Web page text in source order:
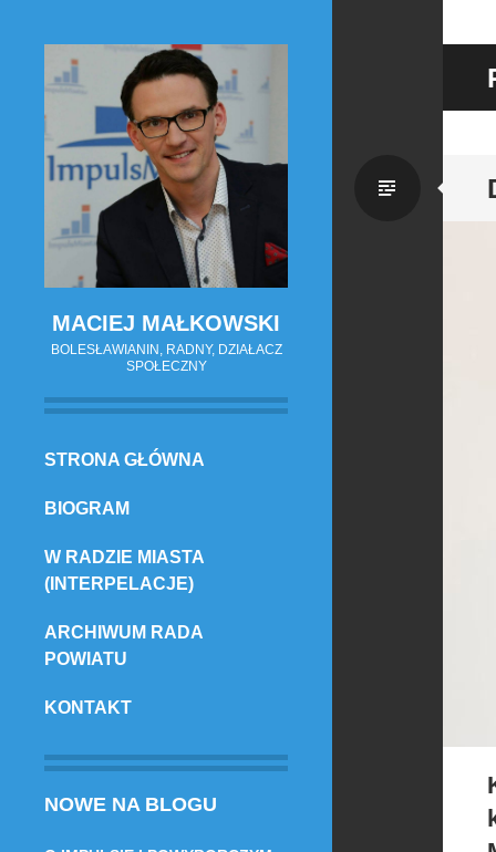
MACIEJ MAŁKOWSKI
BOLESŁAWIANIN, RADNY, DZIAŁACZ
SPOŁECZNY
PRZESKOCZ
TREŚCI
STRONA GŁÓWNA
BIOGRAM
W RADZIE MIASTA
(INTERPELACJE)
ARCHIWUM RADA
POWIATU
KONTAKT
NOWE NA BLOGU